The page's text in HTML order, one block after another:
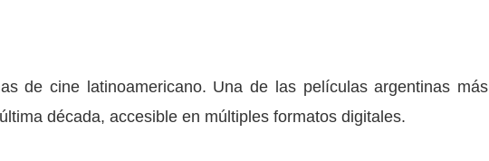
de cine latinoamericano. Una de las películas argentinas más
década, accesible en múltiples formatos digitales.